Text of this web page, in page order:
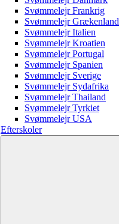
Svømmelejr Frankrig
Svømmelejr Grækenland
Svømmelejr Italien
Svømmelejr Kroatien
Svømmelejr Portugal
Svømmelejr Spanien
Svømmelejr Sverige
Svømmelejr Sydafrika
Svømmelejr Thailand
Svømmelejr Tyrkiet
Svømmelejr USA
Efterskoler